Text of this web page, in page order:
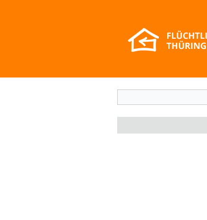
Suchformular